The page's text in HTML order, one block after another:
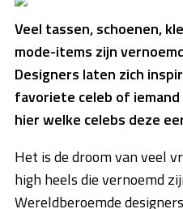
Veel tassen, schoenen,
mode-items zijn
Designers laten zich
favoriete celeb of
hier welke celebs deze
Het is de droom van veel
high heels die vernoemd
Wereldberoemde